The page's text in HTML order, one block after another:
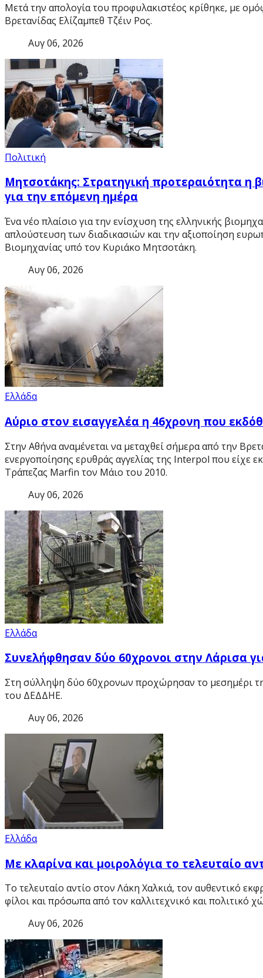
Μετά την απολογία του προφυλακιστέος κρίθηκε, με
Βρετανίδας Ελίζαμπεθ Τζέιν Ρος.
Αυγ 06, 2026
Πολιτική
Μητσοτάκης: Στρατηγική προτεραιότητα η
για την επόμενη ημέρα
Ένα νέο πλαίσιο για την ενίσχυση της ελληνικής
απλούστευση των διαδικασιών και την αξιοποίηση
Βιομηχανίας υπό τον Κυριάκο Μητσοτάκη.
Αυγ 06, 2026
Ελλάδα
Αύριο στον εισαγγελέα η 46χρονη που
Στην Αθήνα αναμένεται να μεταχθεί σήμερα από την
ενεργοποίησης ερυθράς αγγελίας της Interpol που είχε
Τράπεζας Marfin τον Μάιο του 2010.
Αυγ 06, 2026
Ελλάδα
Συνελήφθησαν δύο 60χρονοι στην Λάρισα
Στη σύλληψη δύο 60χρονων προχώρησαν το μεσημέρι
του ΔΕΔΔΗΕ.
Αυγ 06, 2026
Ελλάδα
Με κλαρίνα και μοιρολόγια το τελευταίο
Το τελευταίο αντίο στον Λάκη Χαλκιά, τον αυθεντικό
φίλοι και πρόσωπα από τον καλλιτεχνικό και πολιτικό
Αυγ 06, 2026